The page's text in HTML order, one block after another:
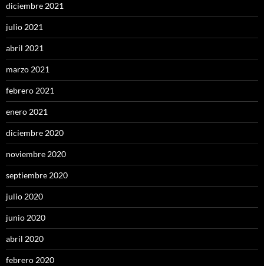
diciembre 2021
julio 2021
abril 2021
marzo 2021
febrero 2021
enero 2021
diciembre 2020
noviembre 2020
septiembre 2020
julio 2020
junio 2020
abril 2020
febrero 2020